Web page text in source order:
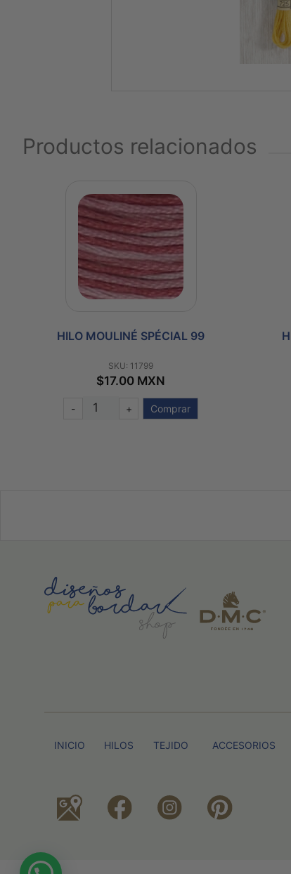
Productos relacionados
HILO MOULINÉ SPÉCIAL 99
SKU: 11799
$17.00 MXN
- + Comprar
INICIO HILOS TEJIDO ACCESORIOS